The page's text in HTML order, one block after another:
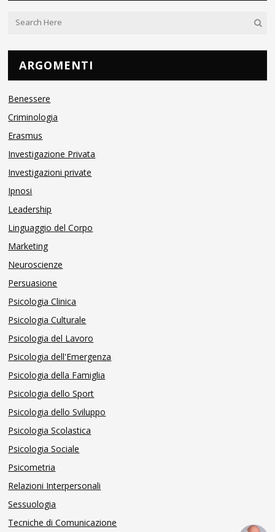
ARGOMENTI
Benessere
Criminologia
Erasmus
Investigazione Privata
Investigazioni private
Ipnosi
Leadership
Linguaggio del Corpo
Marketing
Neuroscienze
Persuasione
Psicologia Clinica
Psicologia Culturale
Psicologia del Lavoro
Psicologia dell'Emergenza
Psicologia della Famiglia
Psicologia dello Sport
Psicologia dello Sviluppo
Psicologia Scolastica
Psicologia Sociale
Psicometria
Relazioni Interpersonali
Sessuologia
Tecniche di Comunicazione